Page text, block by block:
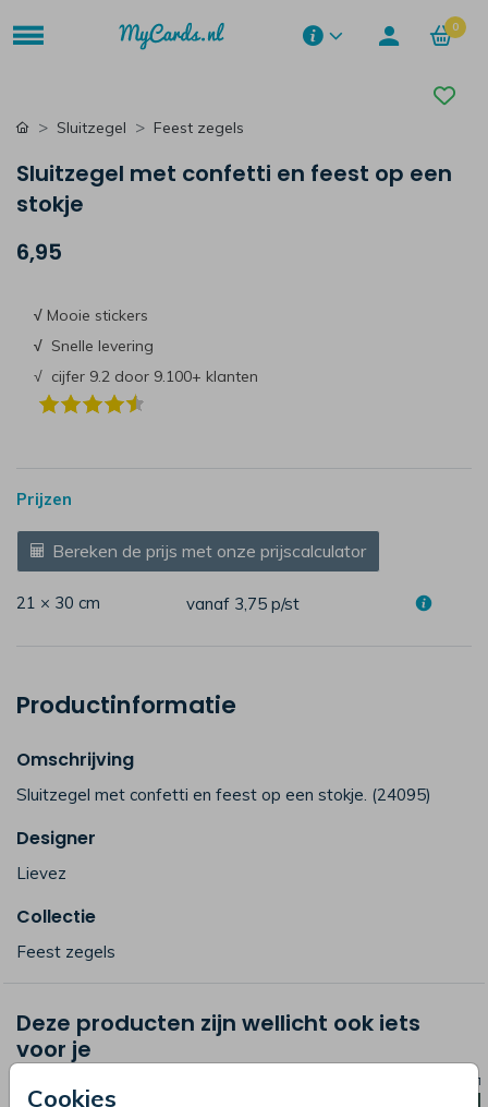
0
Cookies
Sluitzegel Feest zegels
Sluitzegel met confetti en feest op een
stokje
6,95
√ Mooie stickers
√ Snelle levering
√ cijfer 9.2 door 9.100+ klanten
Prijzen
Bereken de prijs met onze prijscalculator
21 × 30 cm vanaf 3,75 p/st
Productinformatie
Omschrijving
Sluitzegel met confetti en feest op een stokje. (24095)
Designer
Lievez
Collectie
Feest zegels
Deze producten zijn wellicht ook iets
voor je